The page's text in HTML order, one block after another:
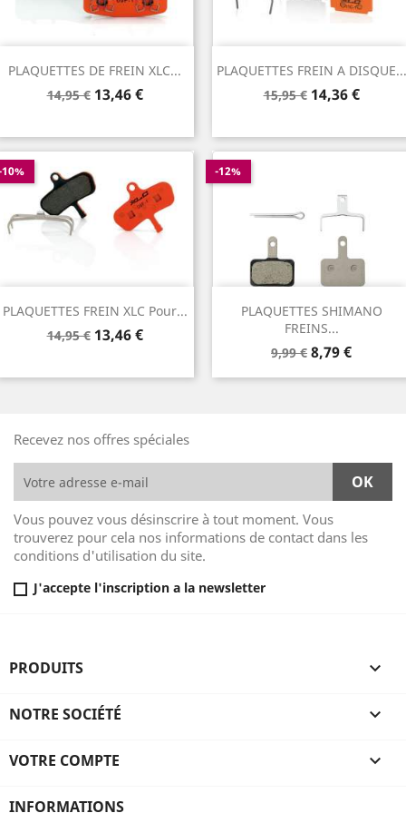
PLAQUETTES DE FREIN XLC...
Prix
14,95 € Prix
13,46 €
PLAQUETTES FREIN A DISQUE...
Prix
15,95 € Prix
14,36 €
PLAQUETTES FREIN XLC Pour...
Prix
14,95 € Prix
13,46 €
PLAQUETTES SHIMANO
FREINS...
Prix
9,99 €
-12%
Prix
8,79 €
Recevez nos offres spéciales
Vous pouvez vous désinscrire à tout moment. Vous
trouverez pour cela nos informations de contact dans les
conditions d'utilisation du site.
J'accepte l'inscription a la newsletter
PRODUITS 
NOTRE SOCIÉTÉ 
VOTRE COMPTE 
INFORMATIONS